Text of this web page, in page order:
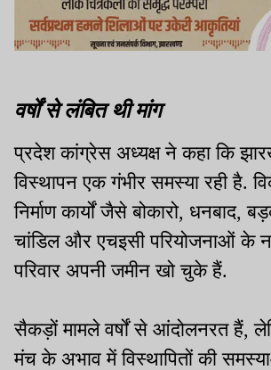
वर्षों से लंबित थी मांग
प्रदेश कांग्रेस अध्यक्ष ने कहा कि
विस्थापन एक गंभीर समस्या रही है.
निर्माण कार्यों जैसे बोकारो, धनबाद,
चांडिल और एचइसी परियोजनाओं के
परिवार अपनी जमीन खो चुके हैं.
सैकड़ों मामले वर्षों से आंदोलनरत हैं,
मंच के अभाव में विस्थापितों की